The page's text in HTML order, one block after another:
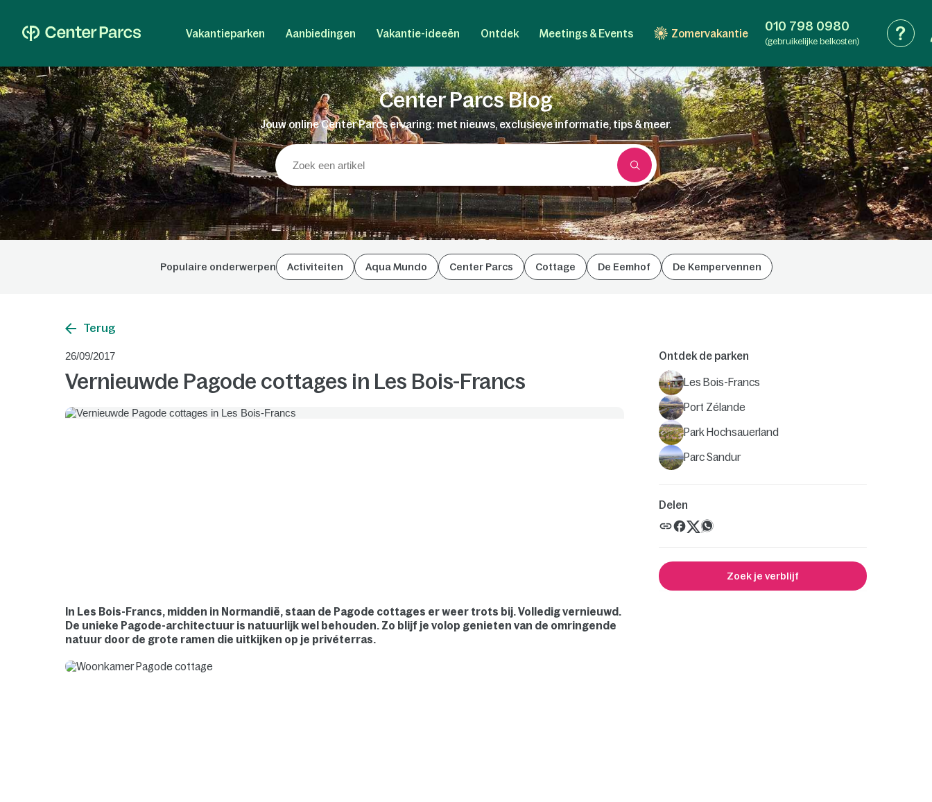
Vakantieparken Aanbiedingen Vakantie-ideeën Ontdek Meetings & Events Zomervakantie 010 798 0980
(gebruikelijke belkosten)
Center Parcs Blog
Jouw online Center Parcs ervaring: met nieuws, exclusieve informatie, tips & meer.
Populaire onderwerpen Activiteiten Aqua Mundo Center Parcs Cottage De Eemhof De Kempervennen
Terug
26/09/2017
Vernieuwde Pagode cottages in Les Bois-Francs
In Les Bois-Francs, midden in Normandië, staan de Pagode cottages er weer trots bij. Volledig vernieuwd.
De unieke Pagode-architectuur is natuurlijk wel behouden. Zo blijf je volop genieten van de omringende
natuur door de grote ramen die uitkijken op je privéterras.
Ontdek de parken
Les Bois-Francs
Port Zélande
Park Hochsauerland
Parc Sandur
Delen
Zoek je verblijf